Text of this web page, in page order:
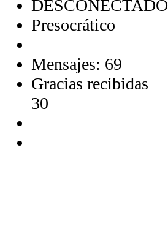
DESCONECTADO
Presocrático
Mensajes: 69
Gracias recibidas
30